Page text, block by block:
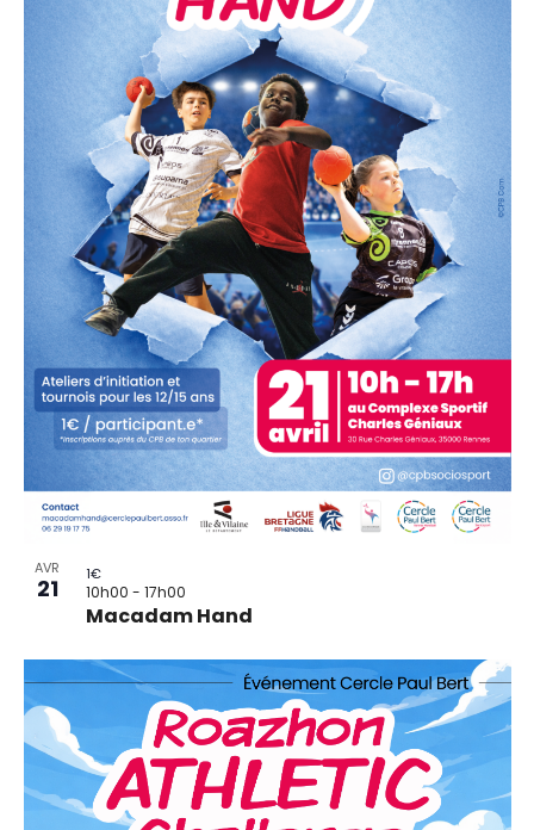
AVR
21
Macadam Hand
10h00 - 17h00
1€